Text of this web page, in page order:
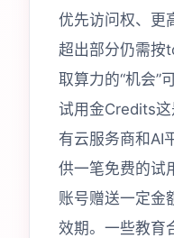
优先访问权、更
超出部分仍需按
取算力的“机会”
试用金Credits
有云服务商和AI
供一笔免费的试
账号赠送一定金
效期。一些教育